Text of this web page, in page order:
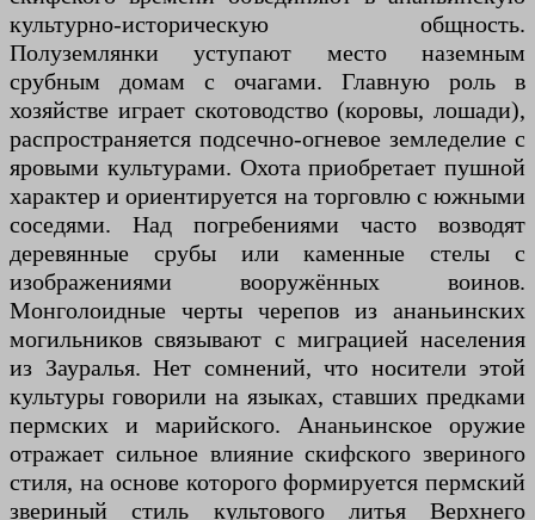
культурно-историческую общность.
Полуземлянки уступают место наземным
срубным домам с очагами. Главную роль в
хозяйстве играет скотоводство (коровы, лошади),
распространяется подсечно-огневое земледелие с
яровыми культурами. Охота приобретает пушной
характер и ориентируется на торговлю с южными
соседями. Над погребениями часто возводят
деревянные срубы или каменные стелы с
изображениями вооружённых воинов.
Монголоидные черты черепов из ананьинских
могильников связывают с миграцией населения
из Зауралья. Нет сомнений, что носители этой
культуры говорили на языках, ставших предками
пермских и марийского. Ананьинское оружие
отражает сильное влияние скифского звериного
стиля, на основе которого формируется пермский
звериный стиль культового литья Верхнего